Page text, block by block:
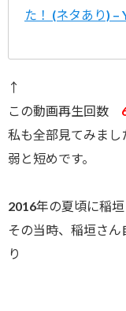
た！ (ネタあり) –
↑
この動画再生回数
私も全部見てみまし
弱と短めです。
2016年の夏頃に稲
その当時、稲垣さ
り